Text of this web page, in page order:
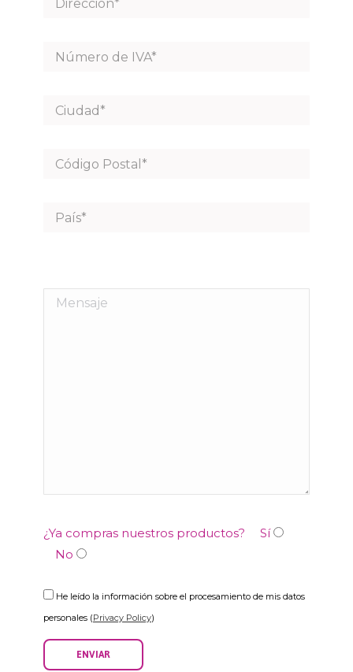
¿Ya compras nuestros productos?
Sí
No
He leído la información sobre el procesamiento de mis datos
personales (Privacy Policy)